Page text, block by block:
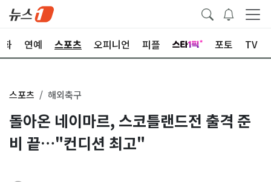
화 연예 스포츠 오피니언 피플 포토 TV
스포츠 해외축구
돌아온 네이마르, 스코틀랜드전 출격 준
비 끝…"컨디션 최고"